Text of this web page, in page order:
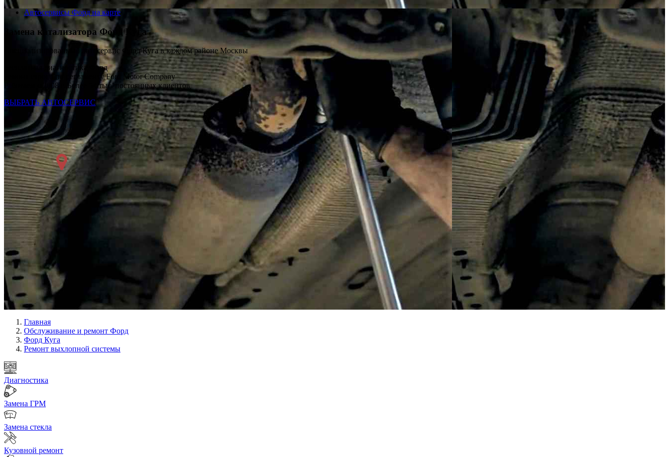
Автосервисы Форд на карте
Замена катализатора Форд Куга
Специализированный автосервис Форд Куга в каждом районе Москвы
Бесплатная диагностика Форд
Ремонт строго по регламенту Ford Motor Company
Работаем с 2008 г. Более 54 тыс. постоянных клиентов
ВЫБРАТЬ АВТОСЕРВИС
Главная
Обслуживание и ремонт Форд
Форд Куга
Ремонт выхлопной системы
Диагностика
Замена ГРМ
Замена стекла
Кузовной ремонт